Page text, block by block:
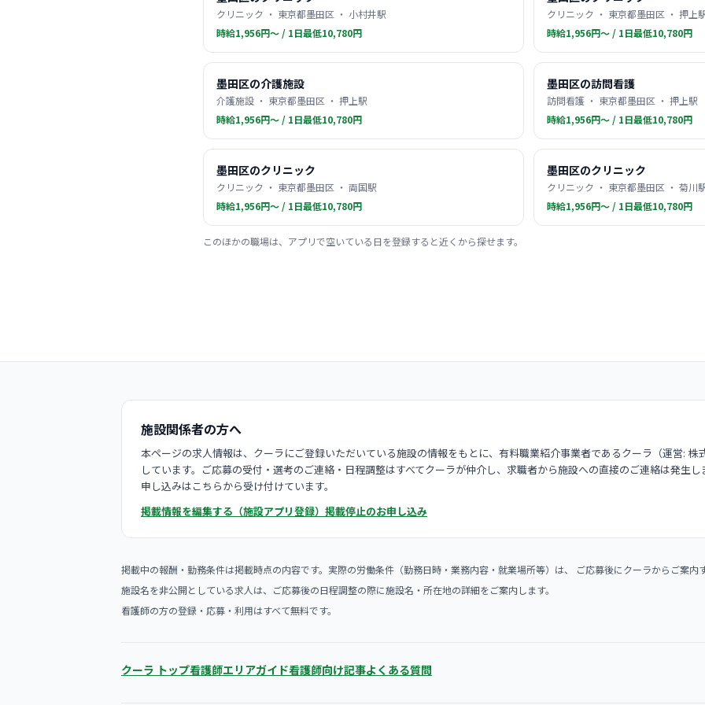
クリニック ・ 東京都墨田区 ・ 小村井駅
時給1,956円〜 / 1日最低10,780円
クリニック ・ 東京都墨田区 ・ 押上
時給1,956円〜 / 1日最低10,780円
墨田区の介護施設
介護施設 ・ 東京都墨田区 ・ 押上駅
時給1,956円〜 / 1日最低10,780円
墨田区の訪問看護
訪問看護 ・ 東京都墨田区 ・ 押上駅
時給1,956円〜 / 1日最低10,780円
墨田区のクリニック
クリニック ・ 東京都墨田区 ・ 両国駅
時給1,956円〜 / 1日最低10,780円
墨田区のクリニック
クリニック ・ 東京都墨田区 ・ 菊川
時給1,956円〜 / 1日最低10,780円
このほかの職場は、アプリで空いている日を登録すると近くから探せます。
施設関係者の方へ
本ページの求人情報は、クーラにご登録いただいている施設の情報をもとに、有料職業紹介事業者であるクーラ（運営:
しています。ご応募の受付・選考のご連絡・日程調整はすべてクーラが仲介し、求職者から施設への直接のご連絡は発生
申し込みはこちらから受け付けています。
掲載情報を編集する（施設アプリ登録） 掲載停止のお申し込み
掲載中の報酬・勤務条件は掲載時点の内容です。実際の労働条件（勤務日時・業務内容・就業場所等）は、 ご応募後にクーラからご案内
施設名を非公開としている求人は、ご応募後の日程調整の際に施設名・所在地の詳細をご案内します。
看護師の方の登録・応募・利用はすべて無料です。
クーラ トップ看護師エリアガイド看護師向け記事よくある質問